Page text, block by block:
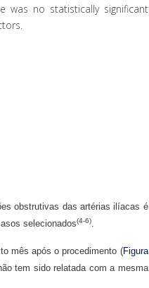
was no statistically significant
obstrutivas das artérias ilíacas é
selecionados(4-6)
mês após o procedimento (Figura
tem sido relatada com a mesma